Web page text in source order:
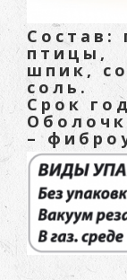
Состав:
птицы,
шпик,
соль.
Срок
–